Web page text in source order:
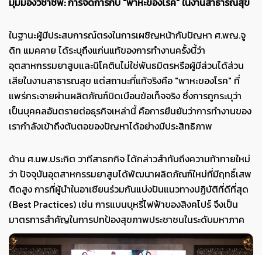
ในฐานะผู้มีประสบการณ์ตรงในการเผชิญหน้ากับปัญหา ศ.พญ.จู
ดิท แมคคาย ได้ระบุถึงแก่นแท้ของการทำงานครั้งนี้ว่า
อุตสาหกรรมยาสูบและนิโคตินไม่ใช่พันธมิตรหรือผู้มีส่วนได้ส่วน
เสียในงานสาธารณสุข แต่สถานะที่แท้จริงคือ "พาหะของโรค" ที่
แพร่กระจายผ่านผลิตภัณฑ์บิดเบือนข้อเท็จจริง ซึ่งการถูกระบุว่า
เป็นบุคคลอันตรายต่อธุรกิจเหล่านี้ คือการยืนยันว่าการทำงานของ
เรากำลังเข้าถึงต้นตอของปัญหาได้อย่างมีประสิทธิภาพ
ด้าน ศ.นพ.ประกิต วาทีสาธกกิจ ได้กล่าวสำทับถึงความท้าทายใหม่
ว่า ปัจจุบันอุตสาหกรรมยาสูบได้พัฒนาผลิตภัณฑ์ใหม่ที่มีฤทธิ์เสพ
ติดสูง การที่ผู้นำในอาเซียนร่วมกันแบ่งปันแนวทางปฏิบัติที่ดีที่สุด
(Best Practices) เช่น การแบนบุหรี่ไฟฟ้าของสิงคโปร์ จึงเป็น
มาตรการสำคัญในการปกป้องสุขภาพประชาชนในระดับมหาภาค